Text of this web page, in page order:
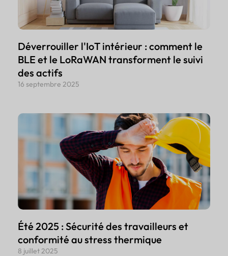
Déverrouiller l'IoT intérieur : comment le
BLE et le LoRaWAN transforment le suivi
des actifs
16 septembre 2025
Été 2025 : Sécurité des travailleurs et
conformité au stress thermique
8 juillet 2025